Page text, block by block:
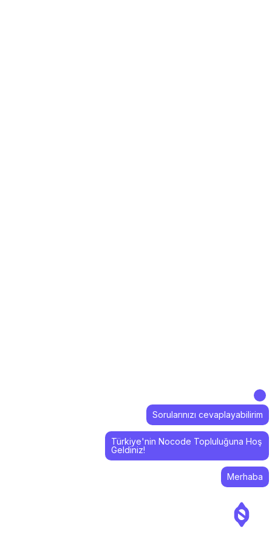
Merhaba
Türkiye'nin Nocode Topluluğuna Hoş
Geldiniz!
Sorularınızı cevaplayabilirim